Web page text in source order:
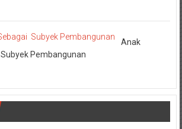
Anak
Pembangunan